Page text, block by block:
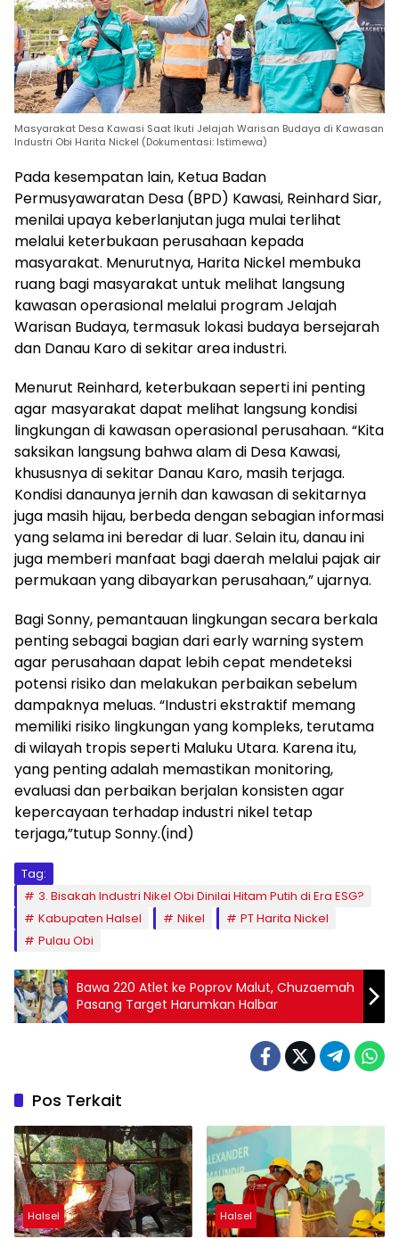
Masyarakat Desa Kawasi Saat Ikuti Jelajah Warisan Budaya di Kawasan
Industri Obi Harita Nickel (Dokumentasi: Istimewa)
Pada kesempatan lain, Ketua Badan
Permusyawaratan Desa (BPD) Kawasi, Reinhard Siar,
menilai upaya keberlanjutan juga mulai terlihat
melalui keterbukaan perusahaan kepada
masyarakat. Menurutnya, Harita Nickel membuka
ruang bagi masyarakat untuk melihat langsung
kawasan operasional melalui program Jelajah
Warisan Budaya, termasuk lokasi budaya bersejarah
dan Danau Karo di sekitar area industri.
Menurut Reinhard, keterbukaan seperti ini penting
agar masyarakat dapat melihat langsung kondisi
lingkungan di kawasan operasional perusahaan. “Kita
saksikan langsung bahwa alam di Desa Kawasi,
khususnya di sekitar Danau Karo, masih terjaga.
Kondisi danaunya jernih dan kawasan di sekitarnya
juga masih hijau, berbeda dengan sebagian informasi
yang selama ini beredar di luar. Selain itu, danau ini
juga memberi manfaat bagi daerah melalui pajak air
permukaan yang dibayarkan perusahaan,” ujarnya.
Bagi Sonny, pemantauan lingkungan secara berkala
penting sebagai bagian dari early warning system
agar perusahaan dapat lebih cepat mendeteksi
potensi risiko dan melakukan perbaikan sebelum
dampaknya meluas. “Industri ekstraktif memang
memiliki risiko lingkungan yang kompleks, terutama
di wilayah tropis seperti Maluku Utara. Karena itu,
yang penting adalah memastikan monitoring,
evaluasi dan perbaikan berjalan konsisten agar
kepercayaan terhadap industri nikel tetap
terjaga,”tutup Sonny.(ind)
Tag:
3. Bisakah Industri Nikel Obi Dinilai Hitam Putih di Era ESG?
Kabupaten Halsel
Nikel
PT Harita Nickel
Pulau Obi
Bawa 220 Atlet ke Poprov Malut, Chuzaemah
Pasang Target Harumkan Halbar
Pos Terkait
Halsel Halsel